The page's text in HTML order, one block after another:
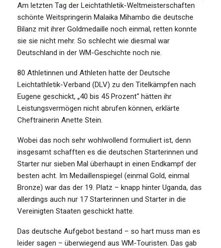
Am letzten Tag der Leichtathletik-Weltmeisterschaften
schönte Weitspringerin Malaika Mihambo die deutsche
Bilanz mit ihrer Goldmedaille noch einmal, retten konnte
sie sie nicht mehr. So schlecht wie diesmal war
Deutschland in der WM-Geschichte noch nie.
80 Athletinnen und Athleten hatte der Deutsche
Leichtathletik-Verband (DLV) zu den Titelkämpfen nach
Eugene geschickt, „40 bis 45 Prozent“ hätten ihr
Leistungsvermögen nicht abrufen können, erklärte
Cheftrainerin Anette Stein.
Wobei das noch sehr wohlwollend formuliert ist, denn
insgesamt schafften es die deutschen Starterinnen und
Starter nur sieben Mal überhaupt in einen Endkampf der
besten acht. Im Medaillenspiegel (einmal Gold, einmal
Bronze) war das der 19. Platz – knapp hinter Uganda, das
allerdings auch nur 17 Starterinnen und Starter in die
Vereinigten Staaten geschickt hatte.
Das deutsche Aufgebot bestand – so hart muss man es
leider sagen – überwiegend aus WM-Touristen. Das gab